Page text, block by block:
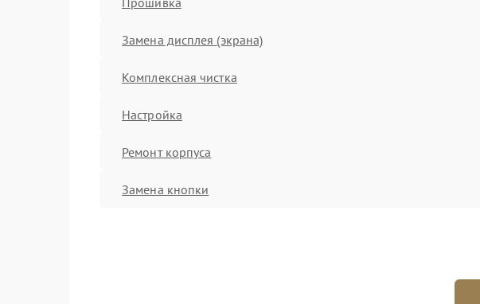
Замена дисплея (экрана)
Комплексная чистка
Настройка
Ремонт корпуса
Замена кнопки